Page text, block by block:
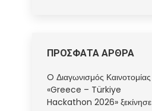
ΠΡΟΣΦΑΤΑ ΑΡΘΡΑ
O Διαγωνισμός Καινοτομίας
«Greece – Türkiye
Hackathon 2026» ξεκίνησε